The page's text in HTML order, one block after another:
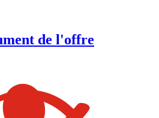
de l'offre